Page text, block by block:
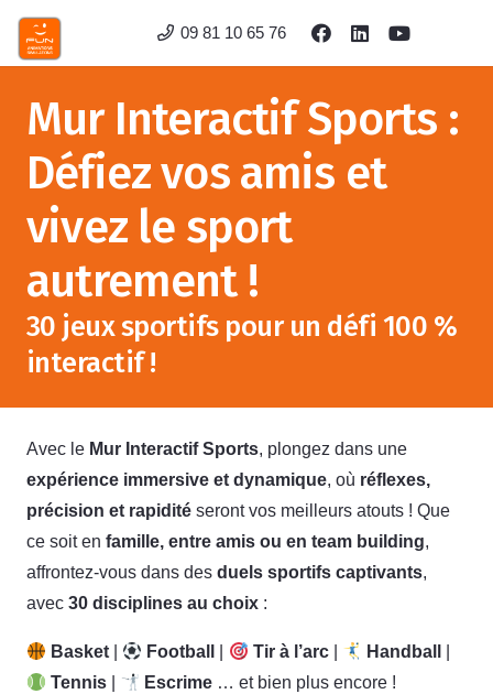
09 81 10 65 76
Mur Interactif Sports :
Défiez vos amis et
vivez le sport
autrement !
30 jeux sportifs pour un défi 100 %
interactif !
Avec le Mur Interactif Sports, plongez dans une
expérience immersive et dynamique, où réflexes,
précision et rapidité seront vos meilleurs atouts ! Que
ce soit en famille, entre amis ou en team building,
affrontez-vous dans des duels sportifs captivants,
avec 30 disciplines au choix :
Basket Football Tir à l’arc| Handball
Tennis
Escrime … et bien plus encore !